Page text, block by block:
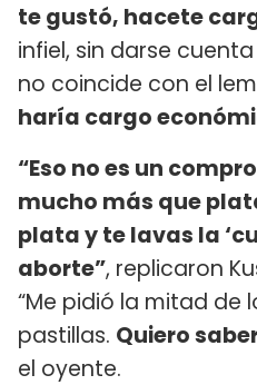
te gustó, hacete
infiel, sin darse
no coincide con el
haría cargo
“Eso no es un
mucho más que
plata y te lavas la
aborte”, replicaron
“Me pidió la mitad de
pastillas. Quiero
el oyente.